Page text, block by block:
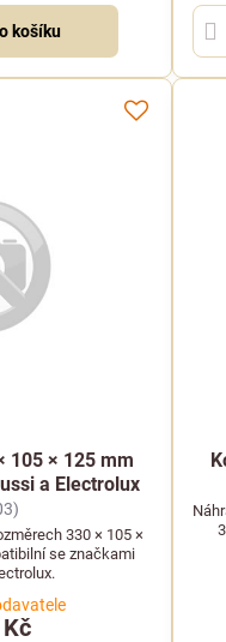
košíku
105 × 125 mm
a Electrolux
330 × 105 ×
se značkami